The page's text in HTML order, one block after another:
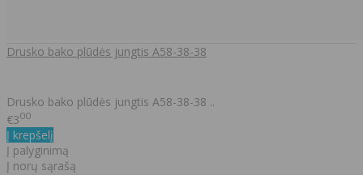
Drusko bako plūdės jungtis A58-38-38
Drusko bako plūdės jungtis A58-38-38 ..
€300
Į krepšelį
Į palyginimą
Į norų sąrašą